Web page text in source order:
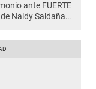
ante FUERTE
Naldy Saldaña